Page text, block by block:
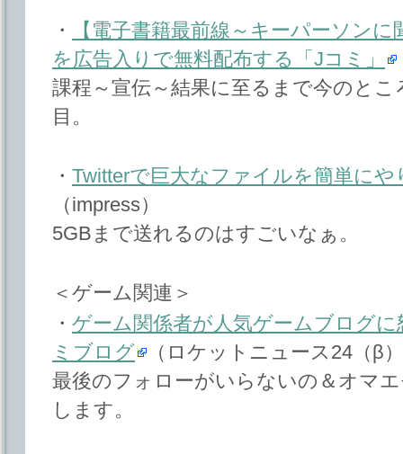
・
【電子書籍最前線～キーパーソン
を広告入りで無料配布する「Jコミ」
課程～宣伝～結果に至るまで今のと
目。
・ Twitterで巨大なファイルを簡単に
（impress）
5GBまで送れるのはすごいなぁ。
＜ゲーム関連＞
・ ゲーム関係者が人気ゲームブログ
ミブログ
（ロケットニュース24（β
最後のフォローがいらないの＆オマ
します。